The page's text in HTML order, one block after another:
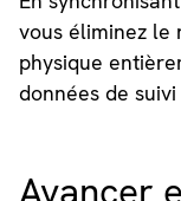
vous éliminez le
physique
données de